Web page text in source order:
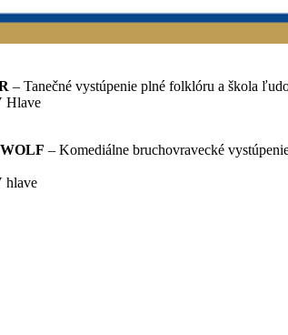
– Tanečné vystúpenie plné folklóru a škola
Hlave
– Komediálne bruchovravecké
hlave